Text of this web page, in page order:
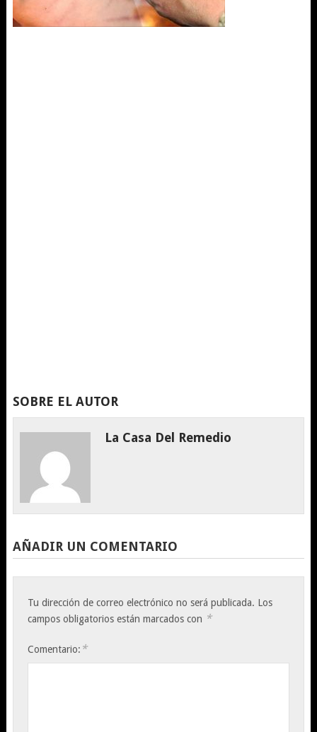
SOBRE EL AUTOR
La Casa Del Remedio
AÑADIR UN COMENTARIO
Tu dirección de correo electrónico no será publicada. Los
campos obligatorios están marcados con *
Comentario: *